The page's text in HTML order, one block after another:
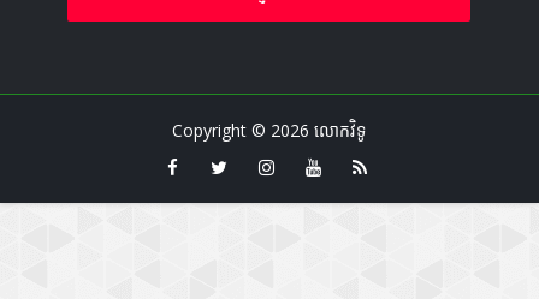
Copyright © 2026លោកវិទូ